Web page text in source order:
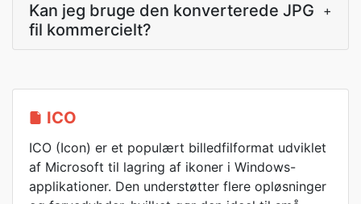
Kan jeg bruge den konverterede JPG
fil kommercielt?
+
ICO
ICO (Icon) er et populært billedfilformat udviklet
af Microsoft til lagring af ikoner i Windows-
applikationer. Den understøtter flere opløsninger